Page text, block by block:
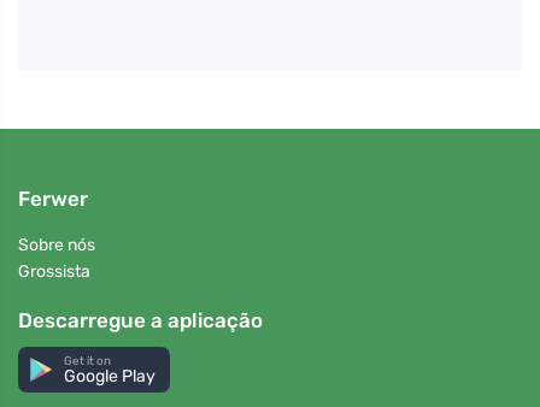
Ferwer
Sobre nós
Grossista
Descarregue a aplicação
Get it on
Google Play